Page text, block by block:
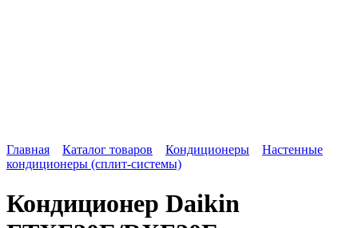
Главная Каталог товаров Кондиционеры
Настенные
кондиционеры (сплит-системы)
Кондиционер Daikin